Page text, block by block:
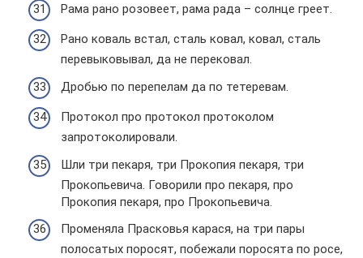
Рама рано розовеет, рама рада – солнце греет.
Рано коваль встал, сталь ковал, ковал, сталь
перевыковывал, да не перековал.
Дробью по перепелам да по тетеревам.
Протокол про протокол протоколом
запротоколировали.
Шли три пекаря, три Прокопия пекаря, три
Прокопьевича. Говорили про пекаря, про
Прокопия пекаря, про Прокопьевича.
Променяла Прасковья карася, на три пары
полосатых поросят, побежали поросята по росе,